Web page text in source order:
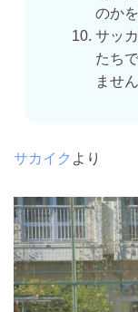
のか
サッ
たち
ません
サカイク より